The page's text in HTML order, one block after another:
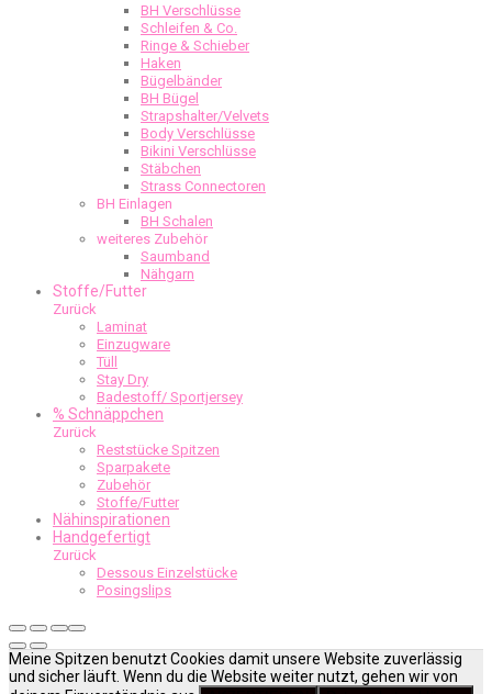
BH Verschlüsse
Schleifen & Co.
Ringe & Schieber
Haken
Bügelbänder
BH Bügel
Strapshalter/Velvets
Body Verschlüsse
Bikini Verschlüsse
Stäbchen
Strass Connectoren
BH Einlagen
BH Schalen
weiteres Zubehör
Saumband
Nähgarn
Stoffe/Futter
Zurück
Laminat
Einzugware
Tüll
Stay Dry
Badestoff/ Sportjersey
% Schnäppchen
Zurück
Reststücke Spitzen
Sparpakete
Zubehör
Stoffe/Futter
Nähinspirationen
Handgefertigt
Zurück
Dessous Einzelstücke
Posingslips
Meine Spitzen benutzt Cookies damit unsere Website zuverlässig
und sicher läuft. Wenn du die Website weiter nutzt, gehen wir von